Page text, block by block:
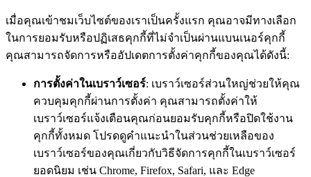
เมื่อคุณเข้าชมเว็บไซต์ของเราเป็นครั้งแรก คุณอาจมีทางเลือก
ในการยอมรับหรือปฏิเสธคุกกี้ที่ไม่จำเป็นผ่านแบนเนอร์คุกกี้
คุณสามารถจัดการหรืออัปเดตการตั้งค่าคุกกี้ของคุณได้ดังนี้:
การตั้งค่าในเบราว์เซอร์: เบราว์เซอร์ส่วนใหญ่ช่วยให้คุณ
ควบคุมคุกกี้ผ่านการตั้งค่า คุณสามารถตั้งค่าให้
เบราว์เซอร์แจ้งเตือนคุณก่อนยอมรับคุกกี้หรือปิดใช้งาน
คุกกี้ทั้งหมด โปรดดูคำแนะนำในส่วนช่วยเหลือของ
เบราว์เซอร์ของคุณเกี่ยวกับวิธีจัดการคุกกี้ในเบราว์เซอร์
ยอดนิยม เช่น Chrome, Firefox, Safari, และ Edge